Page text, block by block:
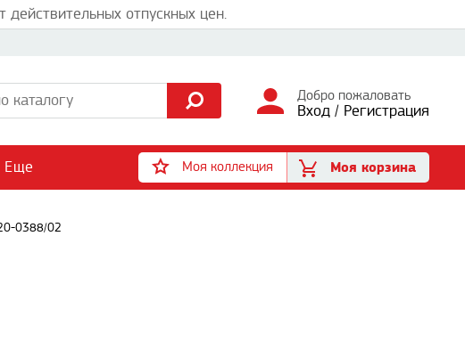
отпускных цен.
Добро пожаловать
Вход / Регистрация
Еще Моя коллекция Моя корзина
0388/02